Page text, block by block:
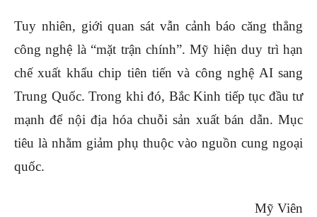
Tuy nhiên, giới quan sát vẫn cảnh báo căng thẳng
công nghệ là “mặt trận chính”. Mỹ hiện duy trì hạn
chế xuất khẩu chip tiên tiến và công nghệ AI sang
Trung Quốc. Trong khi đó, Bắc Kinh tiếp tục đầu tư
mạnh để nội địa hóa chuỗi sản xuất bán dẫn. Mục
tiêu là nhằm giảm phụ thuộc vào nguồn cung ngoại
quốc.
Mỹ Viên